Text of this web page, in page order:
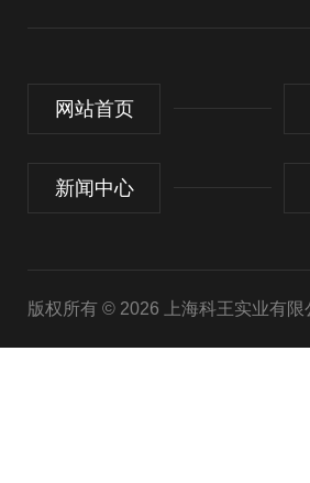
网站首页
新闻中心
版权所有 © 2026 上海科王实业有限